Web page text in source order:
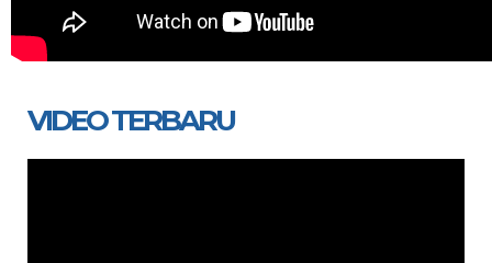
VIDEO TERBARU